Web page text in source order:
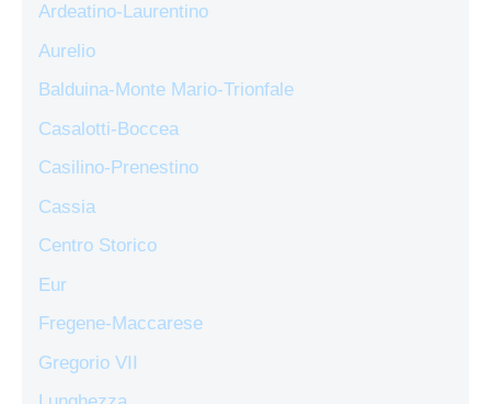
Ardeatino-Laurentino
Aurelio
Balduina-Monte Mario-Trionfale
Casalotti-Boccea
Casilino-Prenestino
Cassia
Centro Storico
Eur
Fregene-Maccarese
Gregorio VII